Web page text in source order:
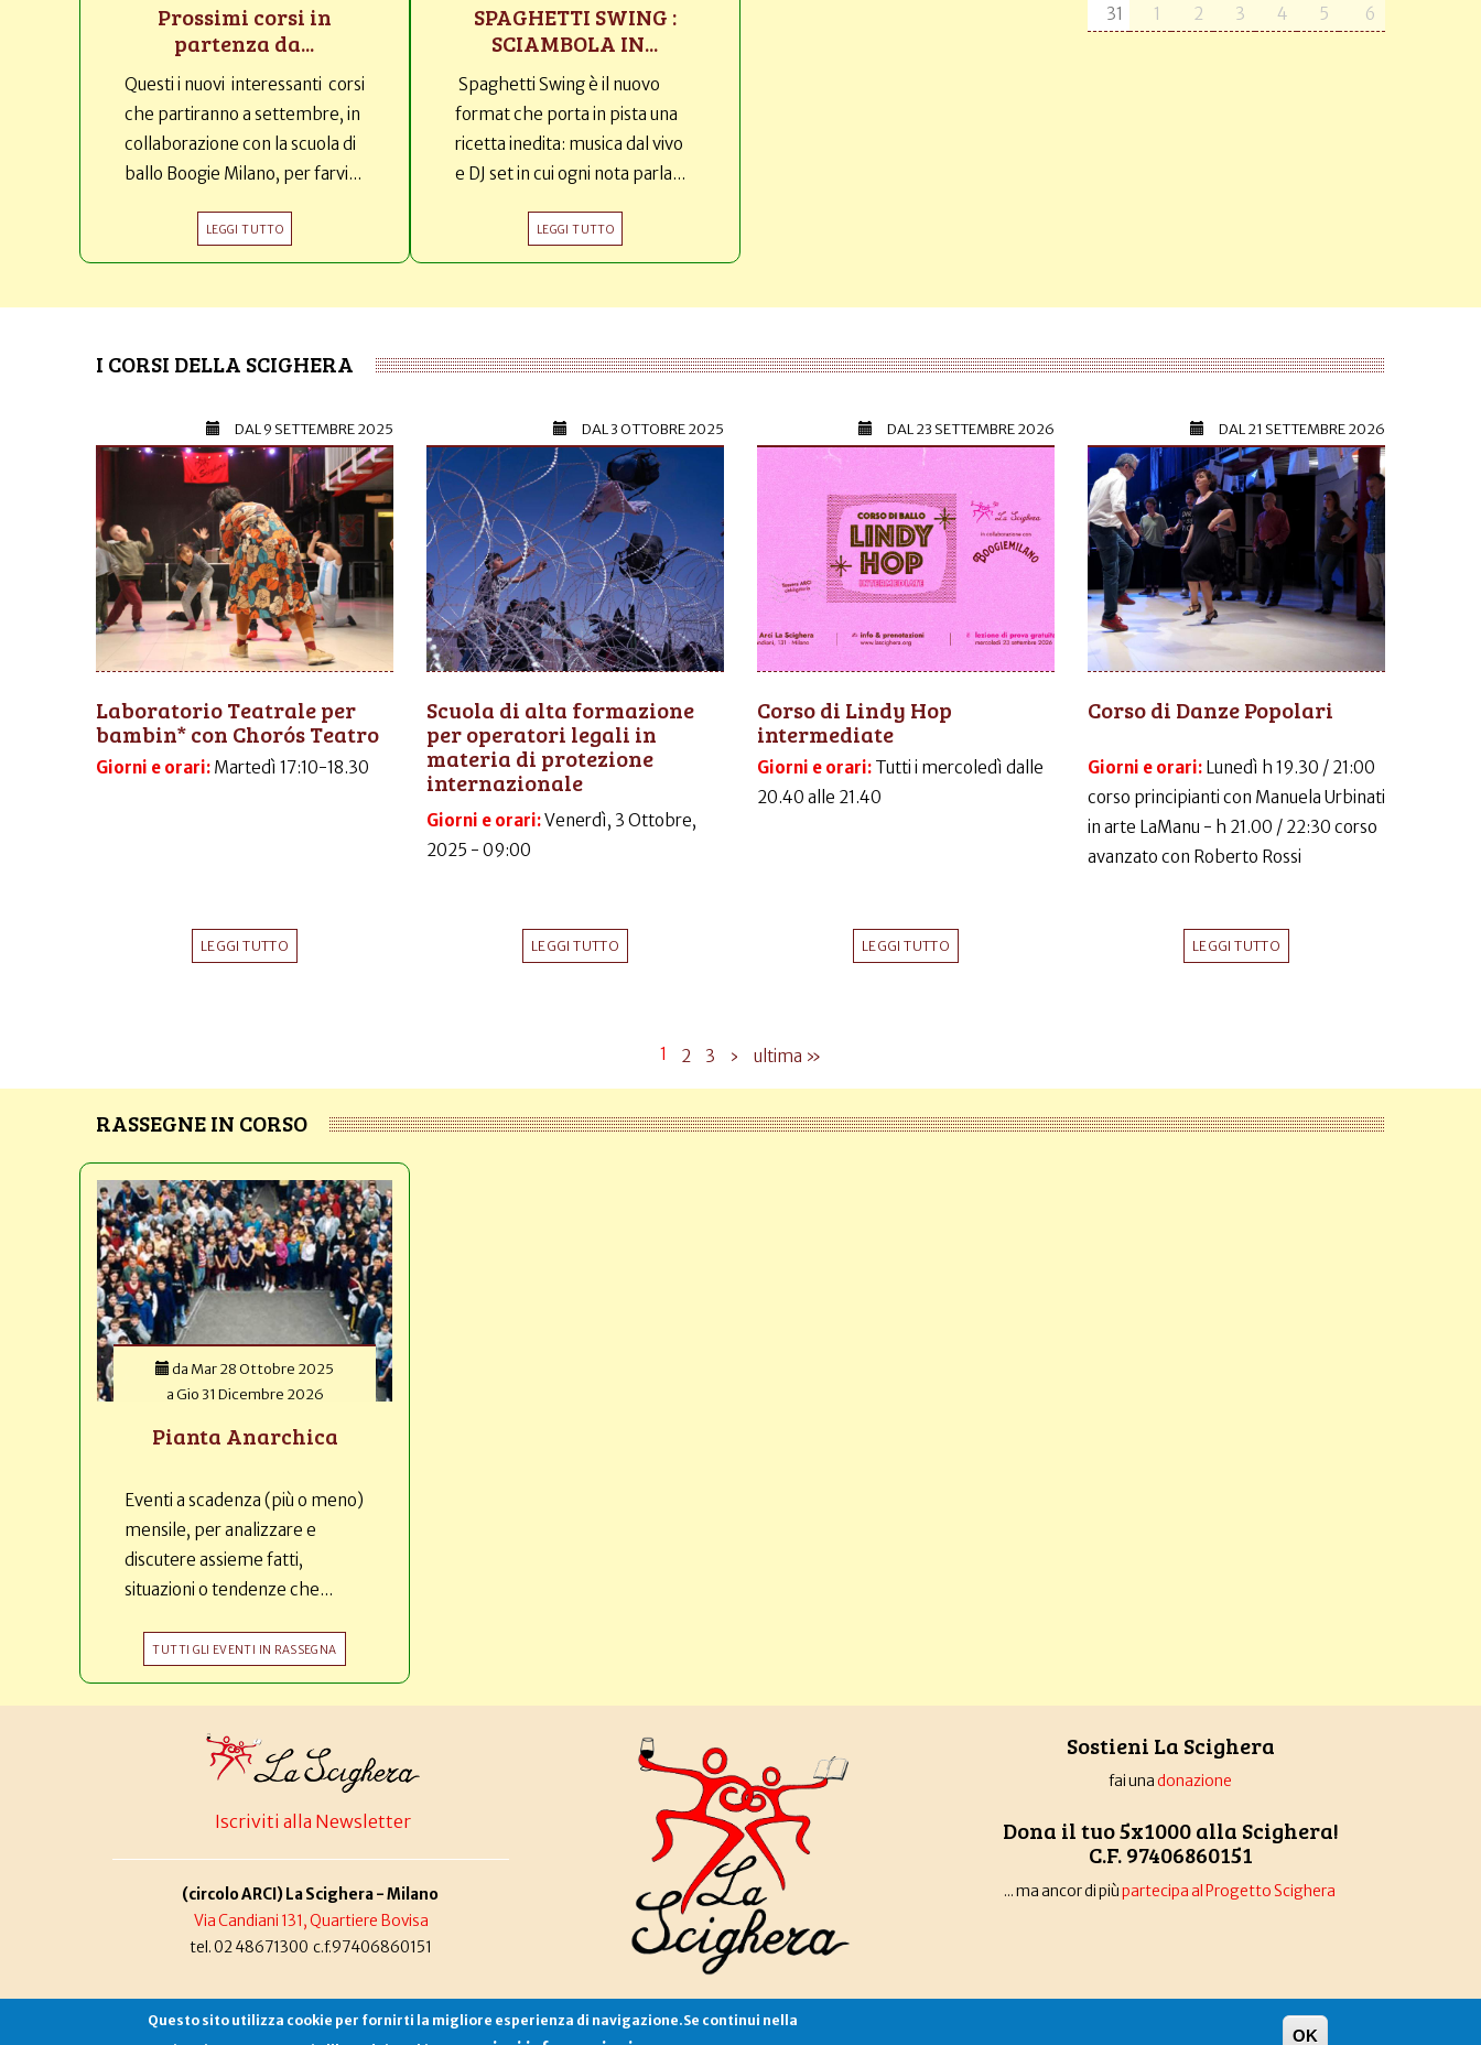
Prossimi corsi in
partenza da...
Questi i nuovi interessanti corsi
che partiranno a settembre, in
collaborazione con la scuola di
ballo Boogie Milano, per farvi...
LEGGI TUTTO
SPAGHETTI SWING :
SCIAMBOLA IN...
Spaghetti Swing è il nuovo
format che porta in pista una
ricetta inedita: musica dal vivo
e DJ set in cui ogni nota parla...
LEGGI TUTTO
31
1 2 3 4 5 6
I CORSI DELLA SCIGHERA
DAL9 SETTEMBRE 2025
Laboratorio Teatrale per
bambin* con Chorós Teatro
Giorni e orari: Martedì 17:10-18.30
LEGGI TUTTO
DAL3 OTTOBRE 2025
Scuola di alta formazione
per operatori legali in
materia di protezione
internazionale
Giorni e orari:Venerdì, 3 Ottobre,
2025 - 09:00
LEGGI TUTTO
DAL23 SETTEMBRE 2026
Corso di Lindy Hop
intermediate
Giorni e orari: Tutti i mercoledì dalle
20.40 alle 21.40
LEGGI TUTTO
DAL21 SETTEMBRE 2026
Corso di Danze Popolari
Giorni e orari: Lunedì h 19.30 / 21:00
corso principianti con Manuela Urbinati
in arte LaManu - h 21.00 / 22:30 corso
avanzato con Roberto Rossi
LEGGI TUTTO
1 2 3 › ultima »
RASSEGNE IN CORSO
da Mar 28 Ottobre 2025
aGio 31 Dicembre 2026
Pianta Anarchica
Eventi a scadenza (più o meno)
mensile, per analizzare e
discutere assieme fatti,
situazioni o tendenze che...
TUTTI GLI EVENTI IN RASSEGNA
Iscriviti alla Newsletter
(circolo ARCI) La Scighera - Milano
Via Candiani 131, Quartiere Bovisa
tel. 02 48671300 c.f.97406860151
Sostieni La Scighera
fai unadonazione
Dona il tuo 5x1000 alla Scighera!
C.F. 97406860151
... ma ancor di piùpartecipa al Progetto Scighera
Associazione La Scigheracopyleft |cookies
Questo sito utilizza cookie per fornirti la migliore esperienza di navigazione.Se continui nella
OK